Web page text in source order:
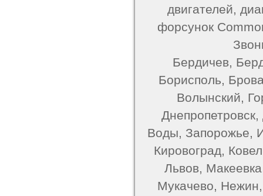
двигателей,
форсунок
Бердичев,
Борисполь,
Волынский,
Воды, Запорожье,
Кировоград,
Львов,
Мукачево,